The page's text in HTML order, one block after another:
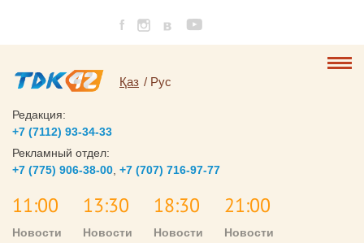
Қаз Рус
Редакция:
+7 (7112) 93-34-33
Рекламный отдел:
+7 (775) 906-38-00 +7 (707) 716-97-77
11:00
Новости
13:30
Новости
18:30
Новости
21:00
Новости